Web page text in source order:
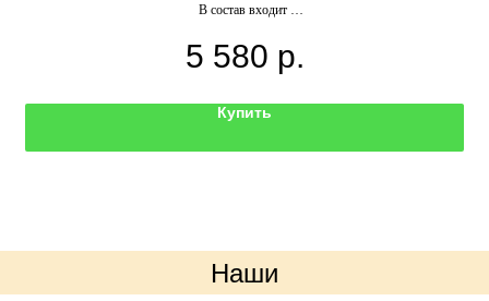
В состав входит
Шар баблс с индивидуальной надписью и сердцем внутри
5 580 р.
Купить
Наши